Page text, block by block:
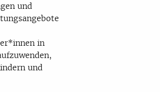
und
in
und